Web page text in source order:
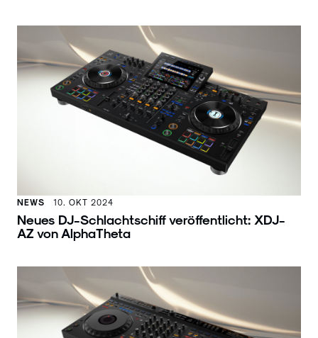
NEWS 10. OKT 2024
Neues DJ-Schlachtschiff veröffentlicht: XDJ-
AZ von AlphaTheta